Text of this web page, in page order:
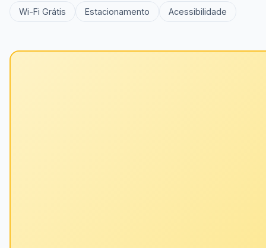
Wi-Fi Grátis Estacionamento Acessibilidade